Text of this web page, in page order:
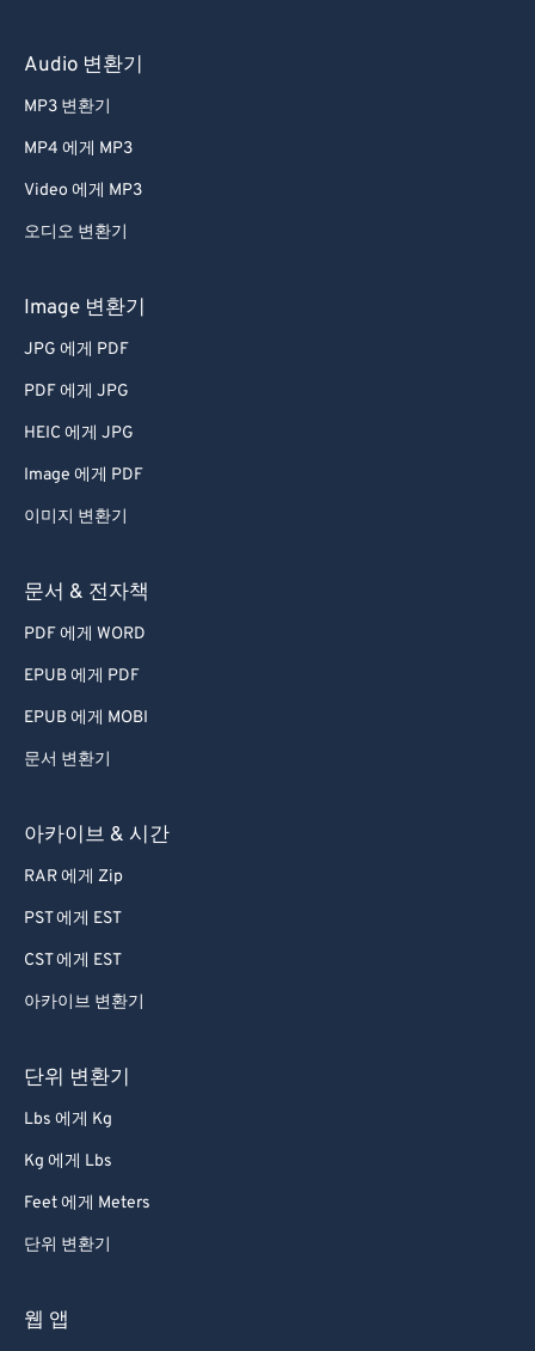
Audio 변환기
MP3 변환기
MP4 에게 MP3
Video 에게 MP3
오디오 변환기
Image 변환기
JPG 에게 PDF
PDF 에게 JPG
HEIC 에게 JPG
Image 에게 PDF
이미지 변환기
문서 & 전자책
PDF 에게 WORD
EPUB 에게 PDF
EPUB 에게 MOBI
문서 변환기
아카이브 & 시간
RAR 에게 Zip
PST 에게 EST
CST 에게 EST
아카이브 변환기
단위 변환기
Lbs 에게 Kg
Kg 에게 Lbs
Feet 에게 Meters
단위 변환기
웹 앱